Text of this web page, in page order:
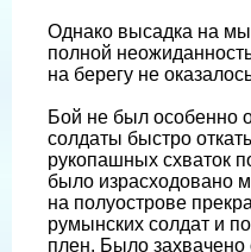
Однако высадка на
полной
на берегу не
Бой не был особенно
солдаты быстро
рукопашных схваток
было израсходовано
на полуострове
румынских солдат и
плен. Было захвачено